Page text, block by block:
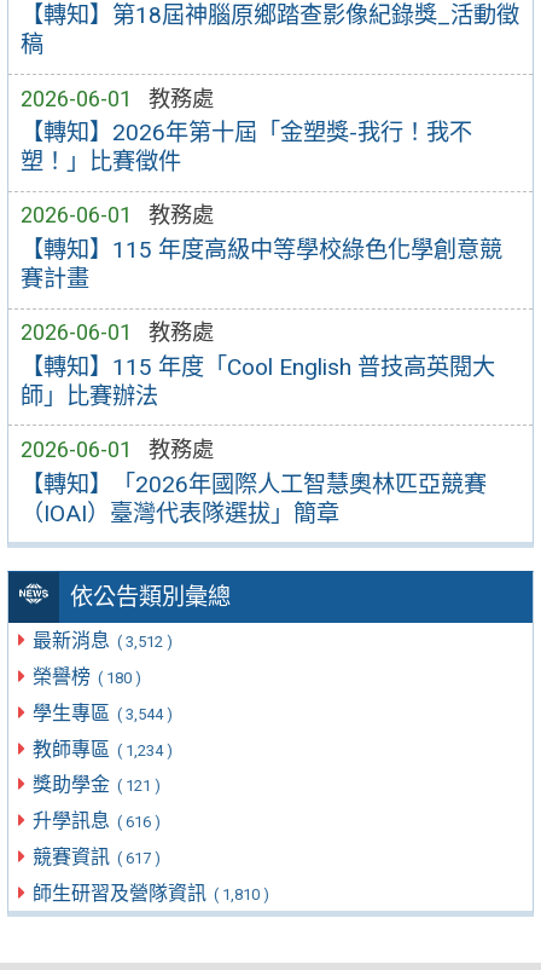
【轉知】第18屆神腦原鄉踏查影像紀錄獎_活動徵
稿
2026-06-01 教務處
【轉知】2026年第十屆「金塑獎-我行！我不
塑！」比賽徵件
2026-06-01 教務處
【轉知】115 年度高級中等學校綠色化學創意競
賽計畫
2026-06-01 教務處
【轉知】115 年度「Cool English 普技高英閱大
師」比賽辦法
2026-06-01 教務處
【轉知】「2026年國際人工智慧奧林匹亞競賽
（IOAI）臺灣代表隊選拔」簡章
依公告類別彙總
最新消息 ( 3,512 )
榮譽榜 ( 180 )
學生專區 ( 3,544 )
教師專區 ( 1,234 )
獎助學金 ( 121 )
升學訊息 ( 616 )
競賽資訊 ( 617 )
師生研習及營隊資訊 ( 1,810 )